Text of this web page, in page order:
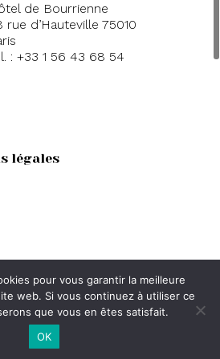
de Bourrienne
rue d’Hauteville 75010
: +33 1 56 43 68 54
légales
pour vous garantir la meilleure
web. Si vous continuez à utiliser ce
que vous en êtes satisfait.
OK